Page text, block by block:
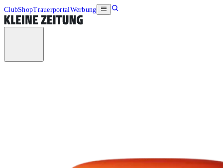
ClubShopTrauerportalWerbung